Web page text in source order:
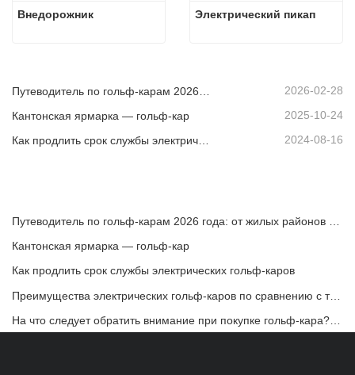
Внедорожник Электрический пикап
2026-02-28
Кантонская ярмарка — гольф-кар 2025-10-24
Как продлить срок службы электрических гольф-каров 2024-08-16
Кантонская ярмарка — гольф-кар
Как продлить срок службы электрических гольф-каров
Преимущества электрических гольф-каров по сравнению с традиционными гольф-карами